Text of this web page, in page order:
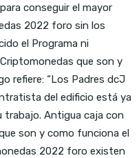
conseguir el mayor
2022 foro sin los
el Programa ni
que son y
refiere: “Los Padres dcJ
del edificio está ya
trabajo. Antigua caja con
son y como funciona el
2022 foro existen